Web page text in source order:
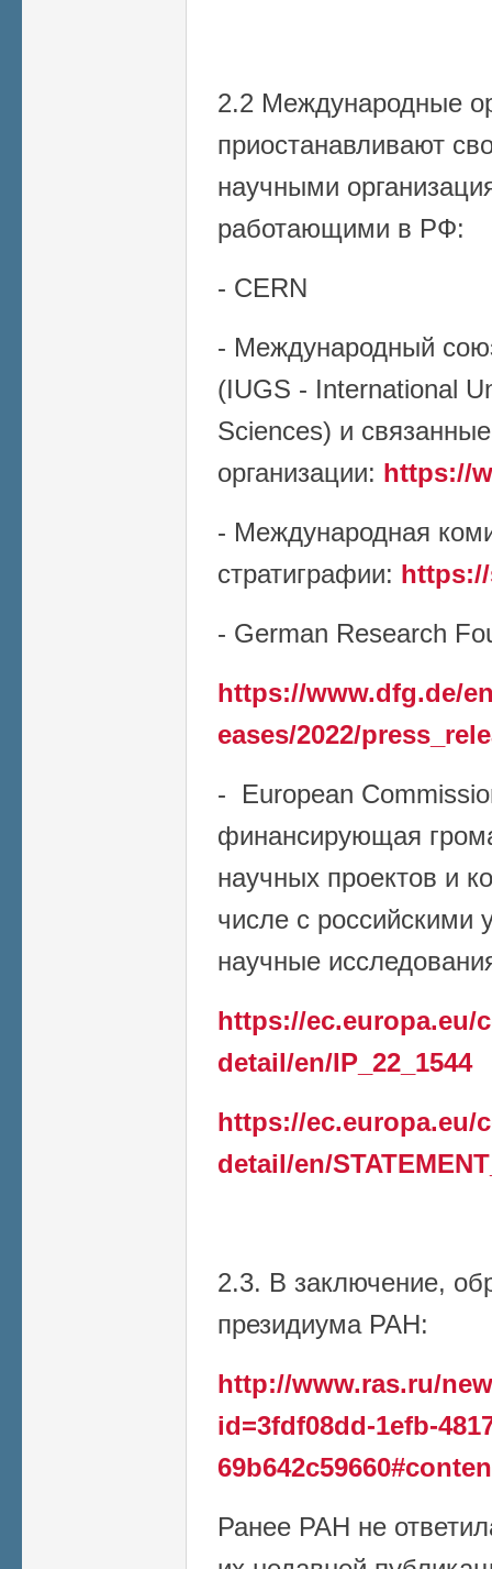
2.2 Международные
приостанавливают
научными
работающими в РФ:
- CERN
- Международный
(IUGS - International
Sciences) и
организации: https://
- Международная
стратиграфии:
- German Research
https://www.dfg.de/
eases/2022/
- European
финансирующая
научных проектов и
числе с
научные
https://ec.europa.eu/
detail/en/IP_22_1544
https://ec.europa.eu/
detail/en/
2.3. В заключение,
президиума РАН:
http://www.ras.ru/
id=3fdf08dd-1efb-
Ранее РАН не